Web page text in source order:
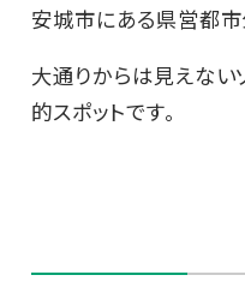
安城市にある県営都市
大通りからは見えない
的スポットです。